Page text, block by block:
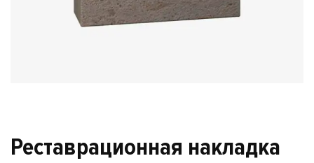
Реставрационная накладка